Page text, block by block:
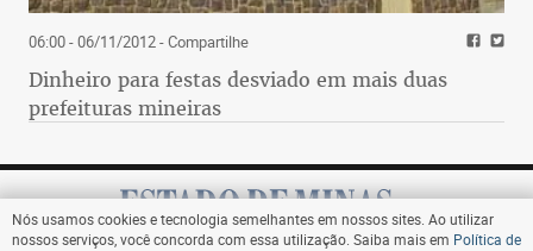
06:00 - 06/11/2012- Compartilhe
Dinheiro para festas desviado em mais duas
prefeituras mineiras
Nós usamos cookies e tecnologia semelhantes em nossos sites. Ao utilizar
nossos serviços, você concorda com essa utilização. Saiba mais em Política de